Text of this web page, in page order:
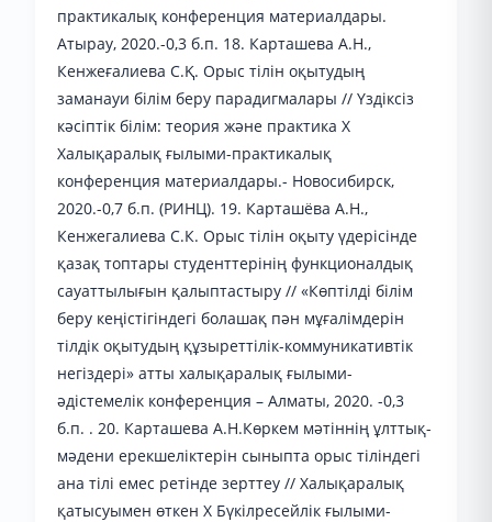
практикалық конференция материалдары.
Атырау, 2020.-0,3 б.п. 18. Карташева А.Н.,
Кенжеғалиева С.Қ. Орыс тілін оқытудың
заманауи білім беру парадигмалары // Үздіксіз
кәсіптік білім: теория және практика X
Халықаралық ғылыми-практикалық
конференция материалдары.- Новосибирск,
2020.-0,7 б.п. (РИНЦ). 19. Карташёва А.Н.,
Кенжегалиева С.К. Орыс тілін оқыту үдерісінде
қазақ топтары студенттерінің функционалдық
сауаттылығын қалыптастыру // «Көптілді білім
беру кеңістігіндегі болашақ пән мұғалімдерін
тілдік оқытудың құзыреттілік-коммуникативтік
негіздері» атты халықаралық ғылыми-
әдістемелік конференция – Алматы, 2020. -0,3
б.п. . 20. Карташева А.Н.Көркем мәтіннің ұлттық-
мәдени ерекшеліктерін сыныпта орыс тіліндегі
ана тілі емес ретінде зерттеу // Халықаралық
қатысуымен өткен Х Бүкілресейлік ғылыми-